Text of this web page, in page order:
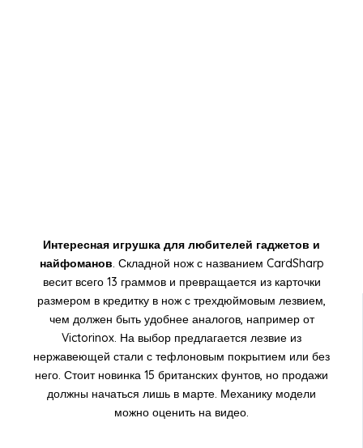
Интересная игрушка для любителей гаджетов и
найфоманов. Складной нож с названием CardSharp
весит всего 13 граммов и превращается из карточки
размером в кредитку в нож с трехдюймовым лезвием,
чем должен быть удобнее аналогов, например от
Victorinox. На выбор предлагается лезвие из
нержавеющей стали с тефлоновым покрытием или без
него. Стоит новинка 15 британских фунтов, но продажи
должны начаться лишь в марте. Механику модели
можно оценить на видео.